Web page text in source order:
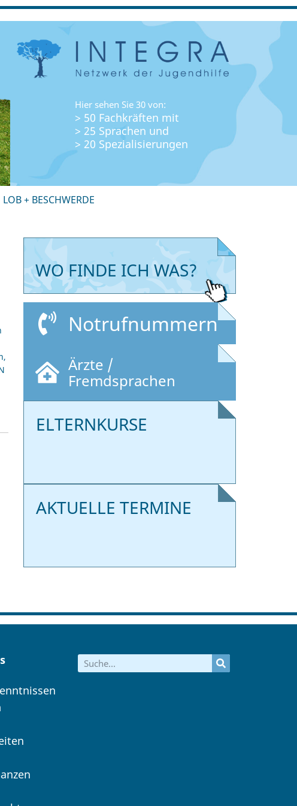
Hier sehen Sie 30 von:
> 50 Fachkräften mit
> 25 Sprachen und
> 20 Spezialisierungen
LOB + BESCHWERDE
WO FINDE ICH WAS?
Notrufnummern
Ärzte /
Fremdsprachen
ELTERNKURSE
AKTUELLE TERMINE